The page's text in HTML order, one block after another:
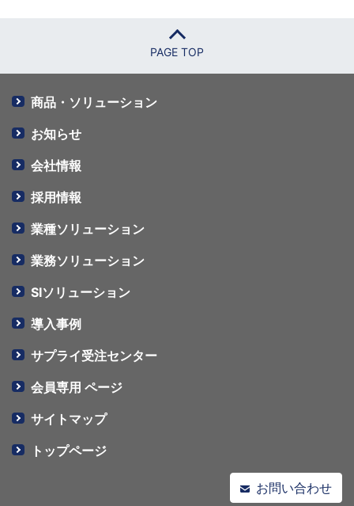
PAGE TOP
商品・ソリューション
お知らせ
会社情報
採用情報
業種ソリューション
業務ソリューション
SIソリューション
導入事例
サプライ受注センター
会員専用 ページ
サイトマップ
トップページ
お問い合わせ